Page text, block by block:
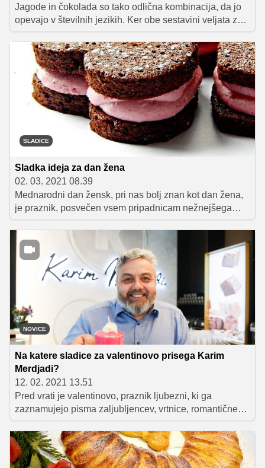
Jagode in čokolada so tako odlična kombinacija, da jo
opevajo v številnih jezikih. Ker obe sestavini veljata za
afrodiziak, so denimo v ZDA tudi simbol ljubezni. Prav
tam je tudi nastala ideja, da bi sveže jagode namočili v
stopljeno čokolado.
SLADICE
Sladka ideja za dan žena
02. 03. 2021 08.39
Mednarodni dan žensk, pri nas bolj znan kot dan žena,
je praznik, posvečen vsem pripadnicam nežnejšega
spola. Poskrbimo, da ga letos proslavimo v sladkem
slogu - s prikupnimi čokoladnimi srčki z rahlo malinovo
kremo, katerih recept nam je zaupala slaščičarska
mojstrica Jelena Vadnjal.
NOVICE
Na katere sladice za valentinovo prisega Karim
Merdjadi?
12. 02. 2021 13.51
Pred vrati je valentinovo, praznik ljubezni, ki ga
zaznamujejo pisma zaljubljencev, vrtnice, romantične
večerje, srčki in čokolada. Letos so restavracije zaprte,
zato si bomo morali romantično vzdušje ustvariti kar
sami. Lahko si pripravimo posebno večerjo ali pa
poskrbimo zgolj za sladico, s katero presenetimo